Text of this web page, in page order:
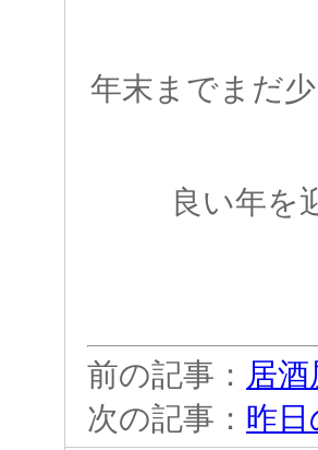
年末までまだ
良い年を
前の記事： 居
次の記事： 昨